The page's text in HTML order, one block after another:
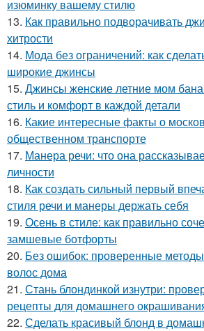
изюминку вашему стилю
13. Как правильно подворачивать
хитрости
14. Мода без ограничений: как
широкие джинсы
15. Джинсы женские летние мом
стиль и комфорт в каждой детали
16. Какие интересные факты о
общественном транспорте
17. Манера речи: что она
личности
18. Как создать сильный первый
стиля речи и манеры держать себя
19. Осень в стиле: как правильно
замшевые ботфорты
20. Без ошибок: проверенные
волос дома
21. Стань блондинкой изнутри:
рецепты для домашнего
22. Сделать красивый блонд в